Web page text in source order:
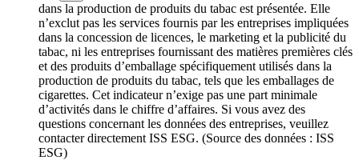
dans la production de produits du tabac est présentée. Elle
n’exclut pas les services fournis par les entreprises impliquées
dans la concession de licences, le marketing et la publicité du
tabac, ni les entreprises fournissant des matières premières clés
et des produits d’emballage spécifiquement utilisés dans la
production de produits du tabac, tels que les emballages de
cigarettes. Cet indicateur n’exige pas une part minimale
d’activités dans le chiffre d’affaires. Si vous avez des
questions concernant les données des entreprises, veuillez
contacter directement ISS ESG. (Source des données : ISS
ESG)